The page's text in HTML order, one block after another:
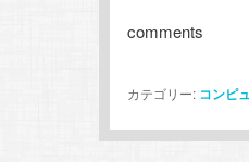
comments
カテゴリー: コンピ